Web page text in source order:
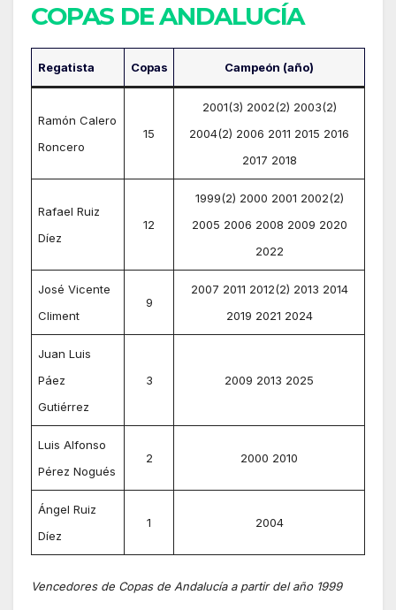
COPAS DE ANDALUCÍA
Regatista Copas Campeón (año)
Ramón Calero
Roncero
15
2001(3) 2002(2) 2003(2)
2004(2) 2006 2011 2015 2016
2017 2018
Rafael Ruiz
Díez
12
1999(2) 2000 2001 2002(2)
2005 2006 2008 2009 2020
2022
José Vicente
Climent
9
2007 2011 2012(2) 2013 2014
2019 2021 2024
Juan Luis
Páez
Gutiérrez
3 2009 2013 2025
Luis Alfonso
Pérez Nogués
2 2000 2010
Ángel Ruiz
Díez
1 2004
Vencedores de Copas de Andalucía a partir del año 1999